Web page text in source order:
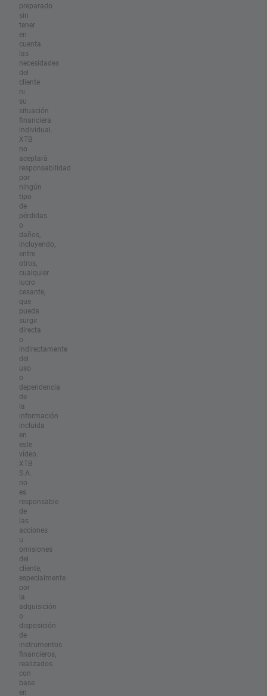
preparado
sin
tener
en
cuenta
las
necesidades
del
cliente
ni
su
situación
financiera
individual.
XTB
no
aceptará
responsabilidad
por
ningún
tipo
de
pérdidas
o
daños,
incluyendo,
entre
otros,
cualquier
lucro
cesante,
que
pueda
surgir
directa
o
indirectamente
del
uso
o
dependencia
de
la
información
incluida
en
este
vídeo.
XTB
S.A.
no
es
responsable
de
las
acciones
u
omisiones
del
cliente,
especialmente
por
la
adquisición
o
disposición
de
instrumentos
financieros,
realizados
con
base
en